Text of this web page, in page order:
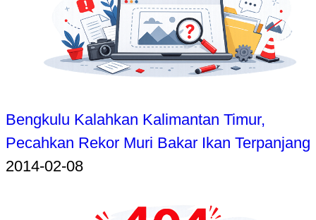
Bengkulu Kalahkan Kalimantan Timur,
Pecahkan Rekor Muri Bakar Ikan Terpanjang
2014-02-08